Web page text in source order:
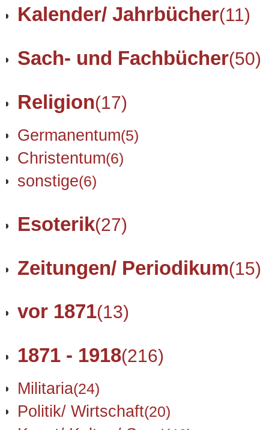
Kalender/ Jahrbücher(11)
Sach- und Fachbücher(50)
Religion(17)
Germanentum(5)
Christentum(6)
sonstige(6)
Esoterik(27)
Zeitungen/ Periodikum(15)
vor 1871(13)
1871 - 1918(216)
Militaria(24)
Politik/ Wirtschaft(20)